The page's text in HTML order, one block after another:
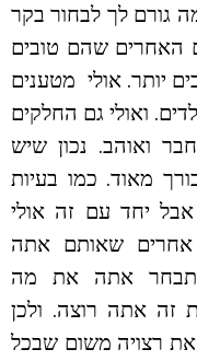
גורם לך לבחור בקר
האחרים שהם טובים
יותר. אולי מטענים
ואולי גם החלקים
ואוהב. נכון שיש
מאוד. כמו בעיות
יחד עם זה אולי
אחרים שאותם אתה
תבחר אתה את מה
זה אתה רוצה. ולכן
רצויה משום שבכל